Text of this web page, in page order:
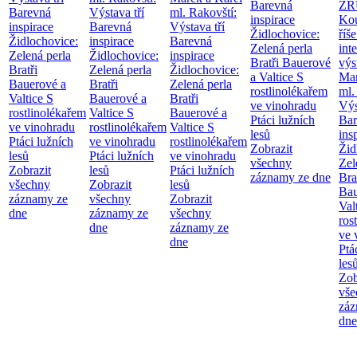
Barevná
inspirace
Židlochovice:
Zelená perla
Bratři
Bauerové a
Valtice S
rostlinolékařem
ve vinohradu
Ptáci lužních
lesů
Zobrazit
všechny
záznamy ze
dne
Výstava tří
Barevná
inspirace
Židlochovice:
Zelená perla
Bratři
Bauerové a
Valtice S
rostlinolékařem
ve vinohradu
Ptáci lužních
lesů
Zobrazit
všechny
záznamy ze
dne
ml. Rakovští:
Výstava tří
Barevná
inspirace
Židlochovice:
Zelená perla
Bratři
Bauerové a
Valtice S
rostlinolékařem
ve vinohradu
Ptáci lužních
lesů
Zobrazit
všechny
záznamy ze
dne
Barevná
inspirace
Židlochovice:
Zelená perla
Bratři Bauerové
a Valtice S
rostlinolékařem
ve vinohradu
Ptáci lužních
lesů
Zobrazit
všechny
záznamy ze dne
ml.
ve
dne